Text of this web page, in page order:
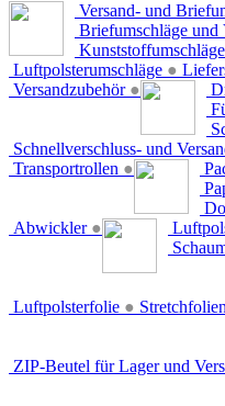
Versand- und
Briefumschläge und
Kunststoffumschläge
Luftpolsterumschläge ●
Versandzubehör ●
Schnellverschluss- und
Transportrollen ●
Abwickler ●
Luftpolsterfolie ● Stretchfolien
ZIP-Beutel für Lager und